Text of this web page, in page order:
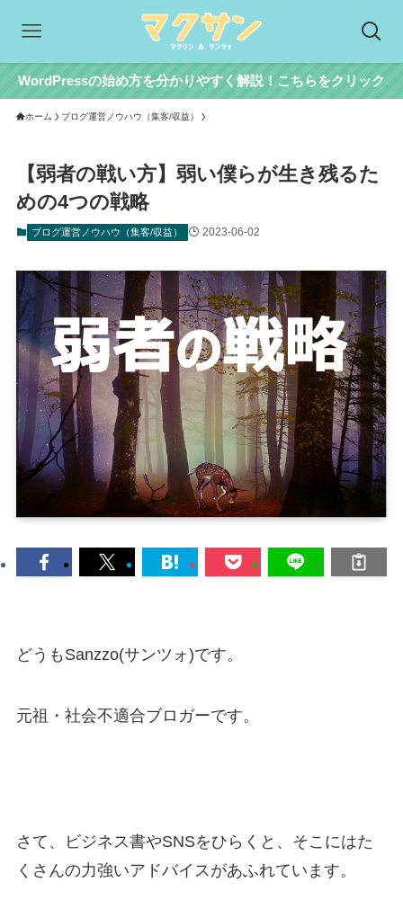
WordPressの始め方を分かりやすく解説！こちらをクリック
ホーム ブログ運営ノウハウ（集客/収益）
【弱者の戦い方】弱い僕らが生き残るた
めの4つの戦略
ブログ運営ノウハウ（集客/収益） 2023-06-02
どうもSanzzo(サンツォ)です。
元祖・社会不適合ブロガーです。
さて、ビジネス書やSNSをひらくと、そこにはた
くさんの力強いアドバイスがあふれています。